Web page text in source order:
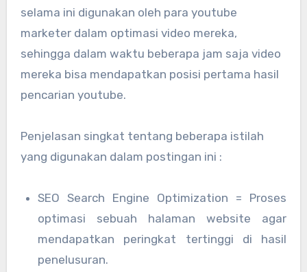
selama ini digunakan oleh para youtube
marketer dalam optimasi video mereka,
sehingga dalam waktu beberapa jam saja video
mereka bisa mendapatkan posisi pertama hasil
pencarian youtube.
Penjelasan singkat tentang beberapa istilah
yang digunakan dalam postingan ini :
SEO Search Engine Optimization = Proses
optimasi sebuah halaman website agar
mendapatkan peringkat tertinggi di hasil
penelusuran.